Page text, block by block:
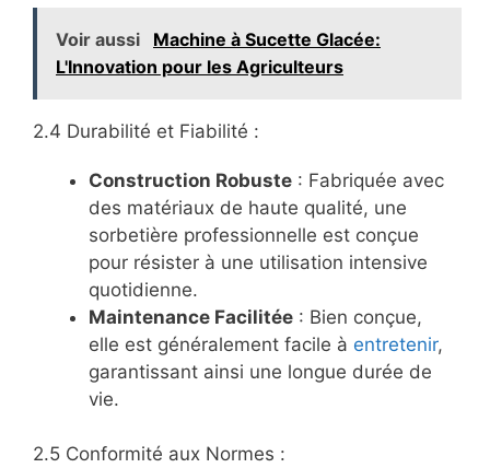
Voir aussi
Machine à Sucette Glacée:
L'Innovation pour les Agriculteurs
2.4 Durabilité et Fiabilité :
Construction Robuste : Fabriquée avec
des matériaux de haute qualité, une
sorbetière professionnelle est conçue
pour résister à une utilisation intensive
quotidienne.
Maintenance Facilitée : Bien conçue,
elle est généralement facile à entretenir,
garantissant ainsi une longue durée de
vie.
2.5 Conformité aux Normes :